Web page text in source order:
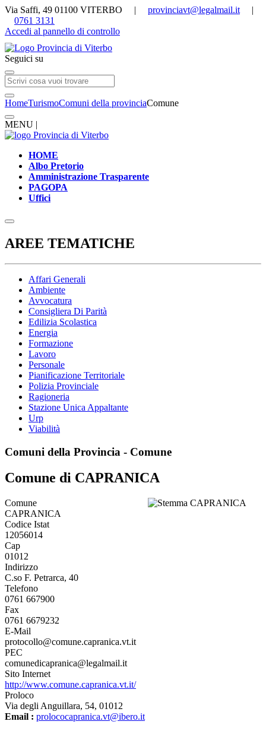
Via Saffi, 49 01100 VITERBO | provinciavt@legalmail.it |
0761 3131
Accedi al pannello di controllo
Seguici su
HomeTurismoComuni della provinciaComune
MENU |
HOME
Albo Pretorio
Amministrazione Trasparente
PAGOPA
Uffici
AREE TEMATICHE
Affari Generali
Ambiente
Avvocatura
Consigliera Di Parità
Edilizia Scolastica
Energia
Formazione
Lavoro
Personale
Pianificazione Territoriale
Polizia Provinciale
Ragioneria
Stazione Unica Appaltante
Urp
Viabilità
Comuni della Provincia - Comune
Comune di CAPRANICA
Comune
CAPRANICA
Codice Istat
12056014
Cap
01012
Indirizzo
C.so F. Petrarca, 40
Telefono
0761 667900
Fax
0761 6679232
E-Mail
protocollo@comune.capranica.vt.it
PEC
comunedicapranica@legalmail.it
Sito Internet
http://www.comune.capranica.vt.it/
Proloco
Via degli Anguillara, 54, 01012
Email : prolococapranica.vt@ibero.it